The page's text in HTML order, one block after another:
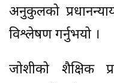
अनुकुलको
विश्लेषण गर्नुभयो ।
जोशीको शैक्षिक